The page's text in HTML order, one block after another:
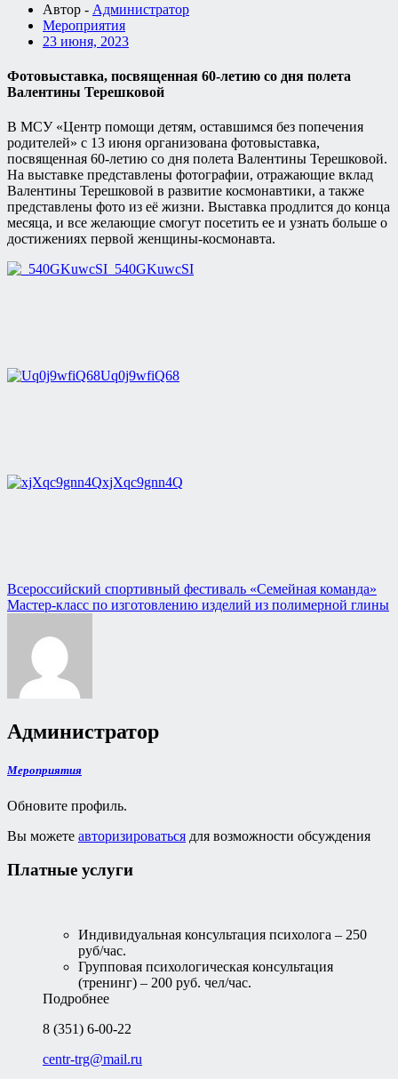
Автор - Администратор
Мероприятия
23 июня, 2023
Фотовыставка, посвященная 60-летию со дня полета
Валентины Терешковой
В МСУ «Центр помощи детям, оставшимся без попечения
родителей» с 13 июня организована фотовыставка,
посвященная 60-летию со дня полета Валентины Терешковой.
На выставке представлены фотографии, отражающие вклад
Валентины Терешковой в развитие космонавтики, а также
представлены фото из её жизни. Выставка продлится до конца
месяца, и все желающие смогут посетить ее и узнать больше о
достижениях первой женщины-космонавта.
_540GKuwcSI
Uq0j9wfiQ68
xjXqc9gnn4Q
Навигация
по
записям
Всероссийский спортивный фестиваль «Семейная команда»
Мастер-класс по изготовлению изделий из полимерной глины
Администратор
Мероприятия
Обновите профиль.
Вы можете авторизироваться для возможности обсуждения
Платные услуги
Индивидуальная консультация психолога – 250
руб/час.
Групповая психологическая консультация
(тренинг) – 200 руб. чел/час.
Подробнее
8 (351) 6-00-22
centr-trg@mail.ru